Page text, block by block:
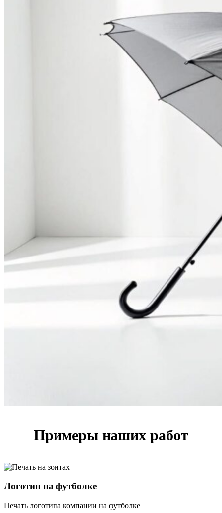
Примеры наших работ
Логотип на футболке
Печать логотипа компании на футболке